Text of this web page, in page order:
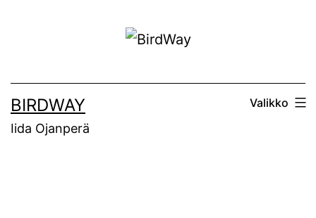
BIRDWAY
Iida Ojanperä
Valikko